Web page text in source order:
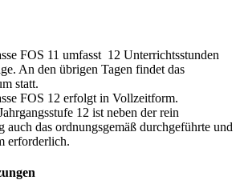
FOS 11 umfasst 12 Unterrichtsstunden
An den übrigen Tagen findet das
statt.
FOS 12 erfolgt in Vollzeitform.
12 ist neben der rein
auch das ordnungsgemäß durchgeführte und
erforderlich.